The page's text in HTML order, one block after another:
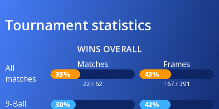
Tournament statistics
WINS OVERALL
All
matches
Matches
35%
22 / 62
Frames
43%
167 / 391
9-Ball 30% 42%